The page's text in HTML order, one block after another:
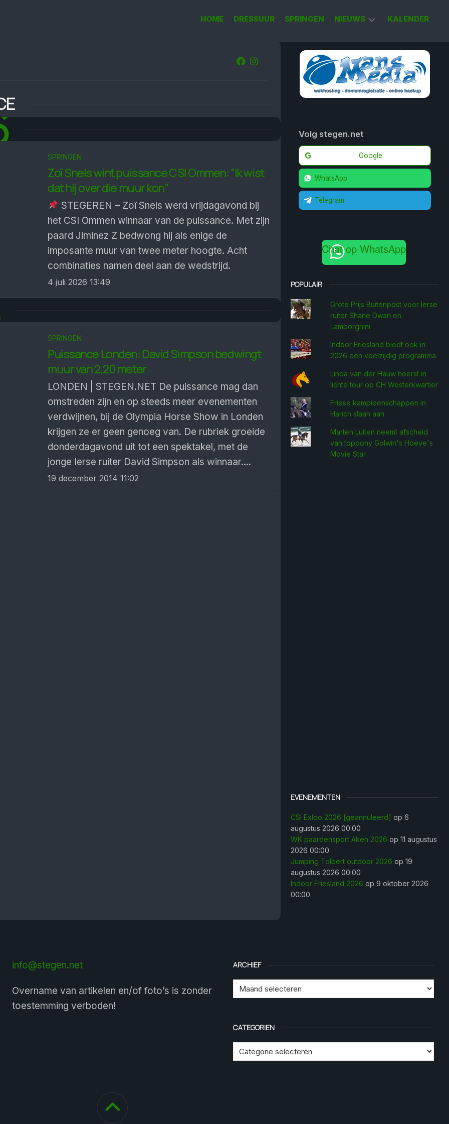
HOME DRESSUUR SPRINGEN NIEUWS
KORT
NIEUWS
KALENDER
SPRINGEN
Zoï Snels wint puissance CSI Ommen: “Ik wist
dat hij over die muur kon”
STEGEREN – Zoï Snels werd vrijdagavond bij
het CSI Ommen winnaar van de puissance. Met zijn
paard Jiminez Z bedwong hij als enige de
imposante muur van twee meter hoogte. Acht
combinaties namen deel aan de wedstrijd.
4 juli 2026 13:49
SPRINGEN
Puissance Londen: David Simpson bedwingt
muur van 2,20 meter
LONDEN | STEGEN.NET De puissance mag dan
omstreden zijn en op steeds meer evenementen
verdwijnen, bij de Olympia Horse Show in Londen
krijgen ze er geen genoeg van. De rubriek groeide
donderdagavond uit tot een spektakel, met de
jonge Ierse ruiter David Simpson als winnaar....
19 december 2014 11:02
Volg stegen.net
Google
WhatsApp
Telegram
Chat op WhatsApp
POPULAIR
Grote Prijs Buitenpost voor Ierse
ruiter Shane Dwan en
Lamborghini
Indoor Friesland biedt ook in
2026 een veelzijdig programma
Linda van der Hauw heerst in
lichte tour op CH Westerkwartier
Friese kampioenschappen in
Harich slaan aan
Marten Luiten neemt afscheid
van toppony Golwin's Hoeve's
Movie Star
EVENEMENTEN
CSI Exloo 2026 [geannuleerd] op 6
augustus 2026 00:00
WK paardensport Aken 2026 op 11 augustus
2026 00:00
Jumping Tolbert outdoor 2026 op 19
augustus 2026 00:00
Indoor Friesland 2026 op 9 oktober 2026
00:00
info@stegen.net
Overname van artikelen en/of foto’s is zonder
toestemming verboden!
ARCHIEF
CATEGORIEN